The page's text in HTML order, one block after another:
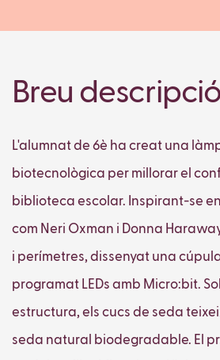
Breu descripció
L'alumnat de 6è ha creat una
biotecnològica per millorar el
biblioteca escolar. Inspirant-se
com Neri Oxman i Donna
i perímetres, dissenyat una
programat LEDs amb Micro:bit.
estructura, els cucs de seda
seda natural biodegradable. El